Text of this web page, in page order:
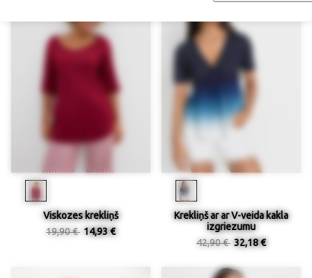
Viskozes krekliņš
19,90 € 14,93 €
Krekliņš ar ar V-veida kakla
izgriezumu
42,90 € 32,18 €